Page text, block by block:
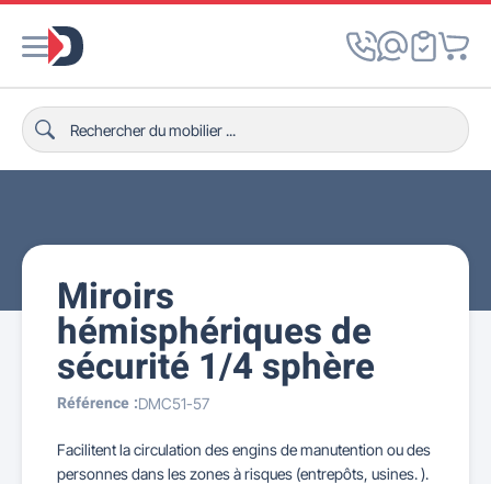
Miroirs
hémisphériques de
sécurité 1/4 sphère
Référence :DMC51-57
Facilitent la circulation des engins de manutention ou des
personnes dans les zones à risques (entrepôts, usines. ).